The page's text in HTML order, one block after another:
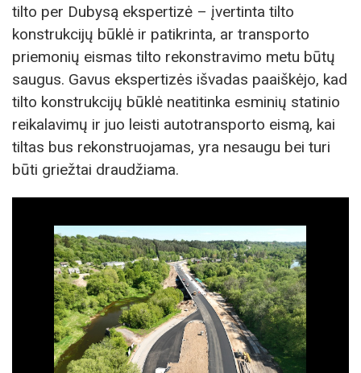
tilto per Dubysą ekspertizė – įvertinta tilto
konstrukcijų būklė ir patikrinta, ar transporto
priemonių eismas tilto rekonstravimo metu būtų
saugus. Gavus ekspertizės išvadas paaiškėjo, kad
tilto konstrukcijų būklė neatitinka esminių statinio
reikalavimų ir juo leisti autotransporto eismą, kai
tiltas bus rekonstruojamas, yra nesaugu bei turi
būti griežtai draudžiama.